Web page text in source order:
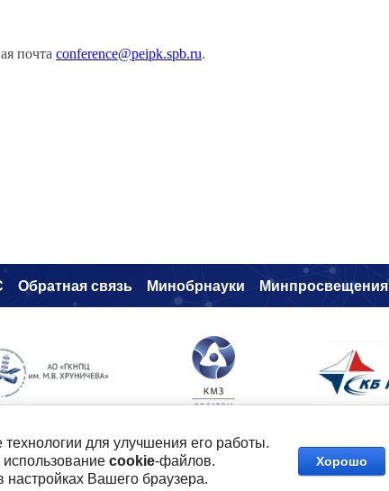
почта conference@peipk.spb.ru.
Обратная связь Минобрнауки Минпросвещения
для улучшения его работы.
cookie-файлов.
настройках Вашего браузера.
Хорошо